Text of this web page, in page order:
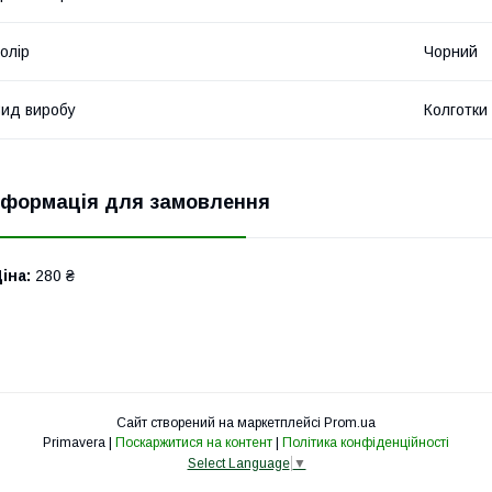
Чорний
виробу Колготки
для замовлення
280 ₴
Сайт створений на маркетплейсі Prom.ua
Primavera | Поскаржитися на контент | Політика конфіденційності
Select Language ▼